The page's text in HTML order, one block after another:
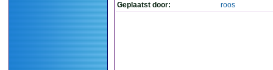
Geplaatst door: roos